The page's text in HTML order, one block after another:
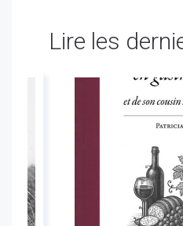
Lire les